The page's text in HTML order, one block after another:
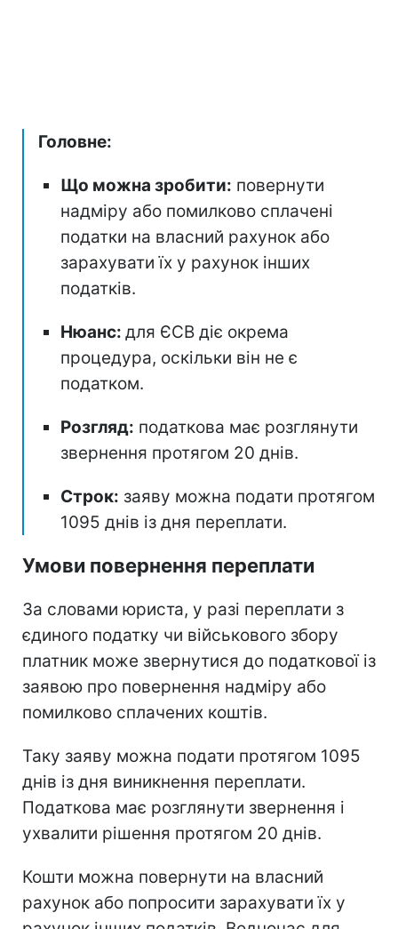
Головне:
Що можна зробити: повернути
надміру або помилково сплачені
податки на власний рахунок або
зарахувати їх у рахунок інших
податків.
Нюанс: для ЄСВ діє окрема
процедура, оскільки він не є
податком.
Розгляд: податкова має розглянути
звернення протягом 20 днів.
Строк: заяву можна подати протягом
1095 днів із дня переплати.
Умови повернення переплати
За словами юриста, у разі переплати з
єдиного податку чи військового збору
платник може звернутися до податкової із
заявою про повернення надміру або
помилково сплачених коштів.
Таку заяву можна подати протягом 1095
днів із дня виникнення переплати.
Податкова має розглянути звернення і
ухвалити рішення протягом 20 днів.
Кошти можна повернути на власний
рахунок або попросити зарахувати їх у